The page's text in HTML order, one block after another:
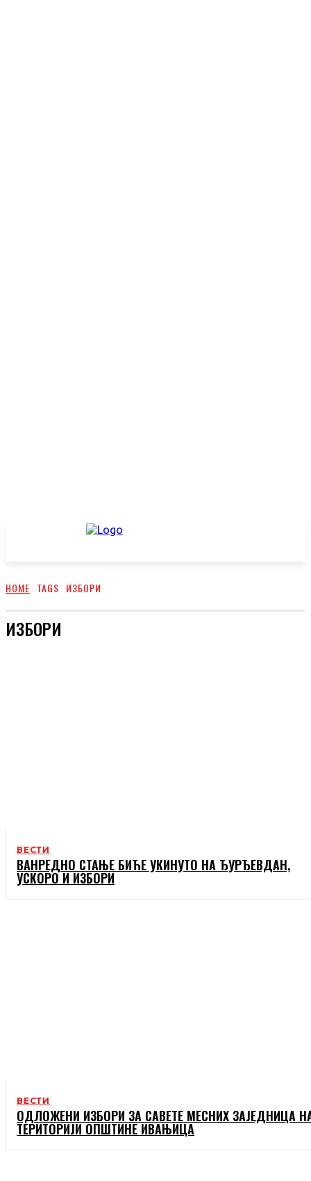
HOME TAGS ИЗБОРИ
ИЗБОРИ
ВЕСТИ
ВАНРЕДНО СТАЊЕ БИЋЕ УКИНУТО НА ЂУРЂЕВДАН,
УСКОРО И ИЗБОРИ
ВЕСТИ
ОДЛОЖЕНИ ИЗБОРИ ЗА САВЕТЕ МЕСНИХ ЗАЈЕДНИЦА
ТЕРИТОРИЈИ ОПШТИНЕ ИВАЊИЦА